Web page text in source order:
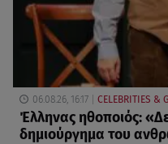
06.08.26, 16:17 CELEBRITIES &
Έλληνας ηθοποιός:
δημιούργημα του